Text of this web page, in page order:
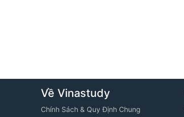
Về Vinastudy
Chính Sách & Quy Định Chung